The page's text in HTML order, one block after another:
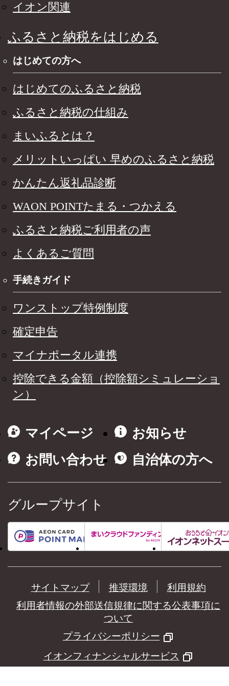
イオン関連
ふるさと納税をはじめる
はじめての方へ
はじめてのふるさと納税
ふるさと納税の仕組み
まいふるとは？
メリットいっぱい 早めのふるさと納税
かんたん返礼品診断
WAON POINTたまる・つかえる
ふるさと納税ご利用者の声
よくあるご質問
手続きガイド
ワンストップ特例制度
確定申告
マイナポータル連携
控除できる金額（控除額シミュレーショ
ン）
マイページ
お知らせ
お問い合わせ
自治体の方へ
グループサイト
サイトマップ 推奨環境
利用規約
利用者情報の外部送信規律に関する公表事項に
ついて
プライバシーポリシー
イオンフィナンシャルサービス